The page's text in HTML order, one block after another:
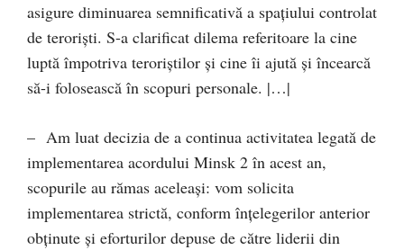
asigure diminuarea semnificativă a spaţiului controlat
de terorişti. S-a clarificat dilema referitoare la cine
luptă împotriva teroriştilor şi cine îi ajută şi încearcă
să-i folosească în scopuri personale. |…|
– Am luat decizia de a continua activitatea legată de
implementarea acordului Minsk 2 în acest an,
scopurile au rămas aceleaşi: vom solicita
implementarea strictă, conform înţelegerilor anterior
obţinute şi eforturilor depuse de către liderii din